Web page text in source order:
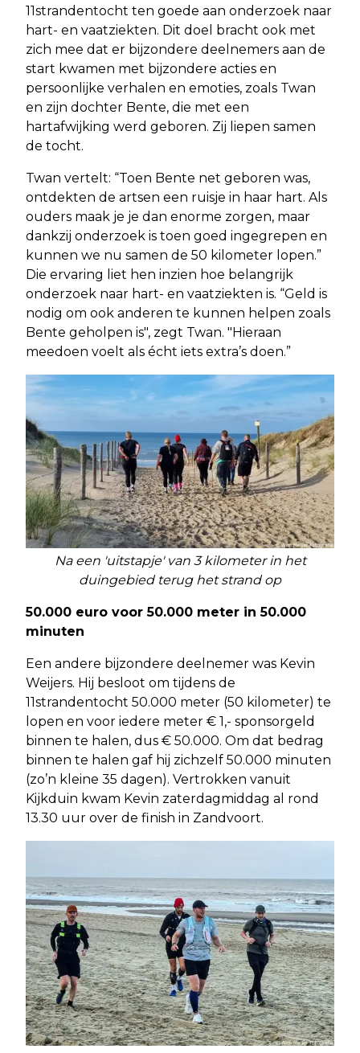
11strandentocht ten goede aan onderzoek naar
hart- en vaatziekten. Dit doel bracht ook met
zich mee dat er bijzondere deelnemers aan de
start kwamen met bijzondere acties en
persoonlijke verhalen en emoties, zoals Twan
en zijn dochter Bente, die met een
hartafwijking werd geboren. Zij liepen samen
de tocht.
Twan vertelt: “Toen Bente net geboren was,
ontdekten de artsen een ruisje in haar hart. Als
ouders maak je je dan enorme zorgen, maar
dankzij onderzoek is toen goed ingegrepen en
kunnen we nu samen de 50 kilometer lopen.”
Die ervaring liet hen inzien hoe belangrijk
onderzoek naar hart- en vaatziekten is. “Geld is
nodig om ook anderen te kunnen helpen zoals
Bente geholpen is", zegt Twan. "Hieraan
meedoen voelt als écht iets extra’s doen.”
Na een 'uitstapje' van 3 kilometer in het
duingebied terug het strand op
50.000 euro voor 50.000 meter in 50.000
minuten
Een andere bijzondere deelnemer was Kevin
Weijers. Hij besloot om tijdens de
11strandentocht 50.000 meter (50 kilometer) te
lopen en voor iedere meter € 1,- sponsorgeld
binnen te halen, dus € 50.000. Om dat bedrag
binnen te halen gaf hij zichzelf 50.000 minuten
(zo’n kleine 35 dagen). Vertrokken vanuit
Kijkduin kwam Kevin zaterdagmiddag al rond
13.30 uur over de finish in Zandvoort.